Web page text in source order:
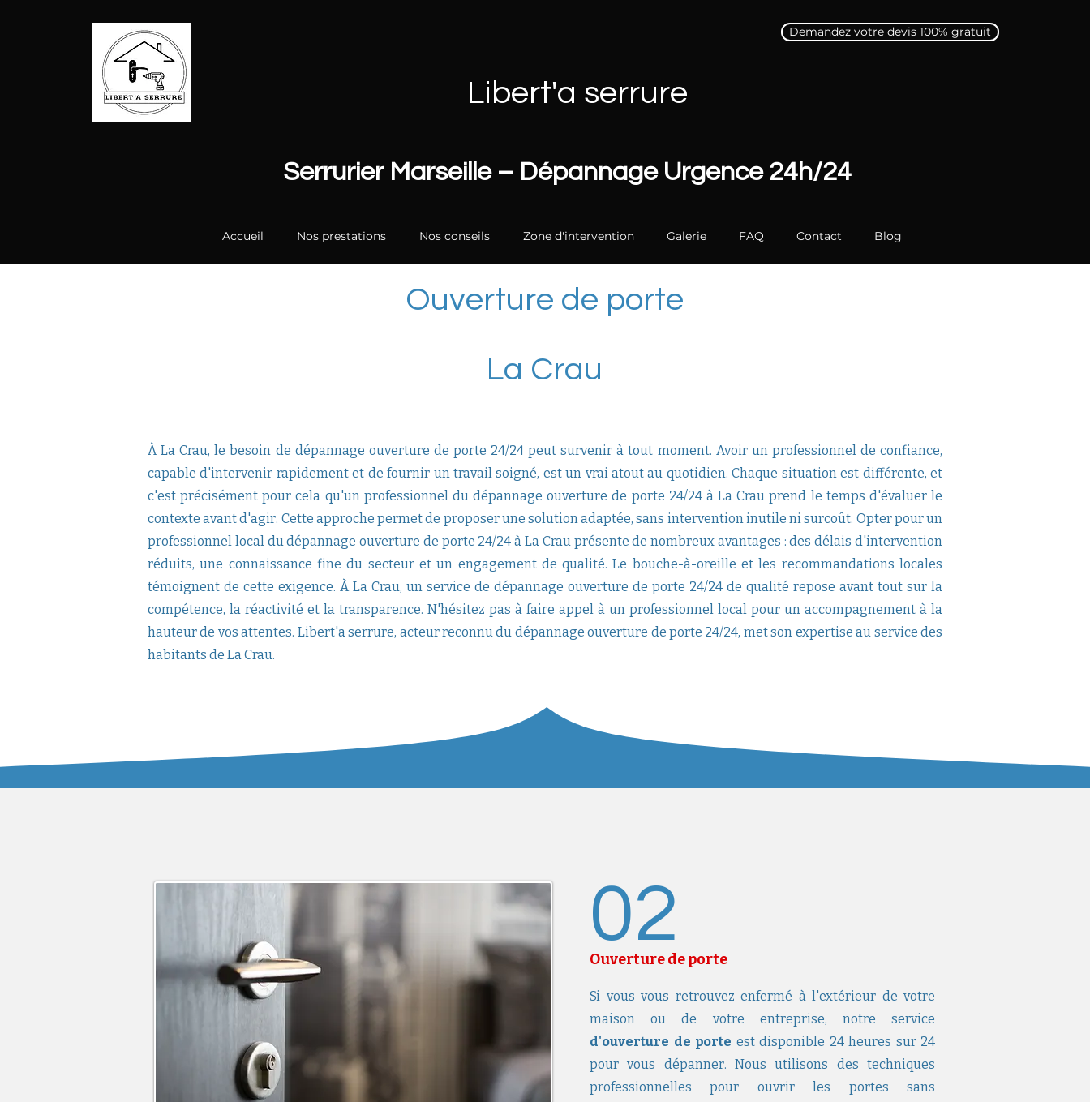
Demandez votre devis 100% gratuit
Libert'a serrure
Serrurier Marseille – Dépannage Urgence 24h/24
Accueil Nos prestations Nos conseils Zone d'intervention Galerie FAQ Contact Blog
Ouverture de porte
La Crau
À La Crau, le besoin de dépannage ouverture de porte 24/24 peut survenir à tout moment. Avoir un professionnel de confiance,
capable d'intervenir rapidement et de fournir un travail soigné, est un vrai atout au quotidien. Chaque situation est différente, et
c'est précisément pour cela qu'un professionnel du dépannage ouverture de porte 24/24 à La Crau prend le temps d'évaluer le
contexte avant d'agir. Cette approche permet de proposer une solution adaptée, sans intervention inutile ni surcoût. Opter pour un
professionnel local du dépannage ouverture de porte 24/24 à La Crau présente de nombreux avantages : des délais d'intervention
réduits, une connaissance fine du secteur et un engagement de qualité. Le bouche-à-oreille et les recommandations locales
témoignent de cette exigence. À La Crau, un service de dépannage ouverture de porte 24/24 de qualité repose avant tout sur la
compétence, la réactivité et la transparence. N'hésitez pas à faire appel à un professionnel local pour un accompagnement à la
hauteur de vos attentes. Libert'a serrure, acteur reconnu du dépannage ouverture de porte 24/24, met son expertise au service des
habitants de La Crau.
02
Ouverture de porte
Si vous vous retrouvez enfermé à l'extérieur de votre
maison ou de votre entreprise, notre service
d'ouverture de porte est disponible 24 heures sur 24
pour vous dépanner. Nous utilisons des techniques
professionnelles pour ouvrir les portes sans